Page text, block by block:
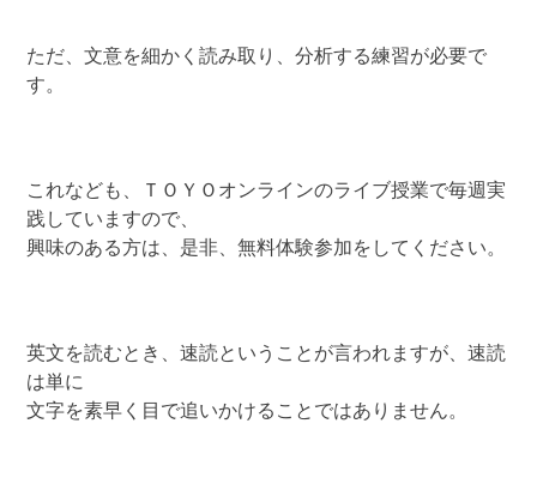
ただ、文意を細かく読み取り、分析する練習が必要で
す。
これなども、ＴＯＹＯオンラインのライブ授業で毎週実
践していますので、
興味のある方は、是非、無料体験参加をしてください。
英文を読むとき、速読ということが言われますが、速読
は単に
文字を素早く目で追いかけることではありません。